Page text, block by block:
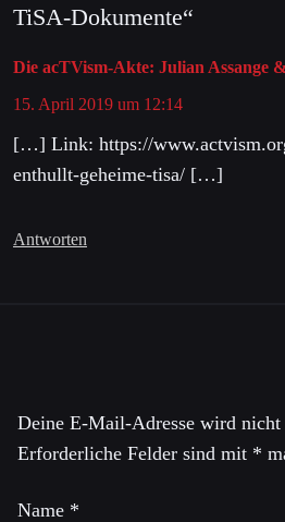
TiSA-Dokumente“
Die acTVism-Akte: Julian Assange
15. April 2019 um 12:14
[…] Link: https://
enthullt-geheime-tisa/ […]
Antworten
Deine E-Mail-Adresse wird
Erforderliche Felder sind mit *
Name *